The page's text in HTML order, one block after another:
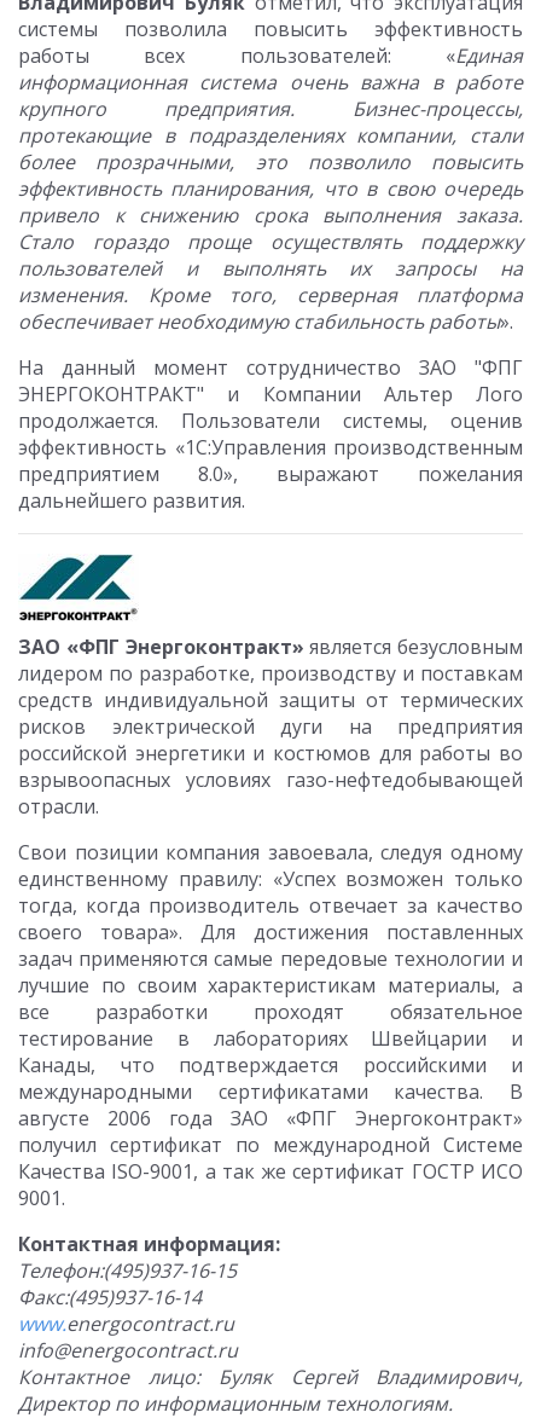
системы позволила повысить эффективность
работы всех пользователей: «Единая
информационная система очень важна в работе
крупного предприятия. Бизнес-процессы,
протекающие в подразделениях компании, стали
более прозрачными, это позволило повысить
эффективность планирования, что в свою очередь
привело к снижению срока выполнения заказа.
Стало гораздо проще осуществлять поддержку
пользователей и выполнять их запросы на
изменения. Кроме того, серверная платформа
обеспечивает необходимую стабильность работы».
На данный момент сотрудничество ЗАО "ФПГ
ЭНЕРГОКОНТРАКТ" и Компании Альтер Лого
продолжается. Пользователи системы, оценив
эффективность «1С:Управления производственным
предприятием 8.0», выражают пожелания
дальнейшего развития.
ЗАО «ФПГ Энергоконтракт» является безусловным
лидером по разработке, производству и поставкам
средств индивидуальной защиты от термических
рисков электрической дуги на предприятия
российской энергетики и костюмов для работы во
взрывоопасных условиях газо-нефтедобывающей
отрасли.
Свои позиции компания завоевала, следуя одному
единственному правилу: «Успех возможен только
тогда, когда производитель отвечает за качество
своего товара». Для достижения поставленных
задач применяются самые передовые технологии и
лучшие по своим характеристикам материалы, а
все разработки проходят обязательное
тестирование в лабораториях Швейцарии и
Канады, что подтверждается российскими и
международными сертификатами качества. В
августе 2006 года ЗАО «ФПГ Энергоконтракт»
получил сертификат по международной Системе
Качества ISO-9001, а так же сертификат ГОСТР ИСО
9001.
Контактная информация:
Телефон:(495)937-16-15
Факс:(495)937-16-14
www.energocontract.ru
info@energocontract.ru
Контактное лицо: Буляк Сергей Владимирович,
Директор по информационным технологиям.